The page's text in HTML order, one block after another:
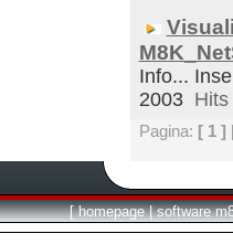
Info...
2003
Pagina: [ 1 ]
[ homepage | software